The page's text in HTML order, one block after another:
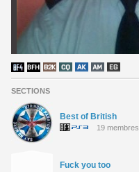
SECTIONS
Best of British
19 membres
Fuck you too